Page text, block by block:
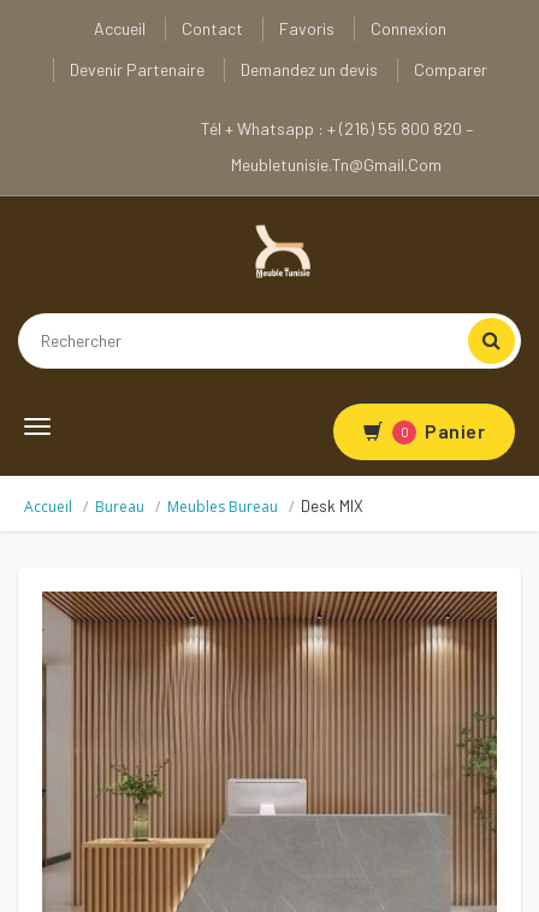
Accueil Contact Favoris
Connexion
Devenir Partenaire
Demandez un devis Comparer
Tél + Whatsapp : + (216) 55 800 820 –
Meubletunisie.tn@gmail.com
Toggle
0 Panier
Accueil Bureau Meubles Bureau Desk MIX